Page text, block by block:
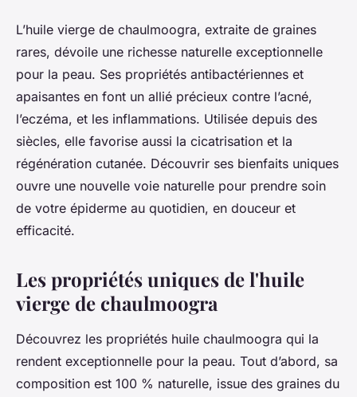
5 raisons d'utiliser l'huile
vierge chaulmoogra pour la
peau
Guillaume• 17 février 2026•6 min de lecture
L’huile vierge de chaulmoogra, extraite de graines
rares, dévoile une richesse naturelle exceptionnelle
pour la peau. Ses propriétés antibactériennes et
apaisantes en font un allié précieux contre l’acné,
l’eczéma, et les inflammations. Utilisée depuis des
siècles, elle favorise aussi la cicatrisation et la
régénération cutanée. Découvrir ses bienfaits uniques
ouvre une nouvelle voie naturelle pour prendre soin
de votre épiderme au quotidien, en douceur et
efficacité.
Les propriétés uniques de l'huile
vierge de chaulmoogra
Découvrez les propriétés huile chaulmoogra qui la
rendent exceptionnelle pour la peau. Tout d’abord, sa
composition est 100 % naturelle, issue des graines du